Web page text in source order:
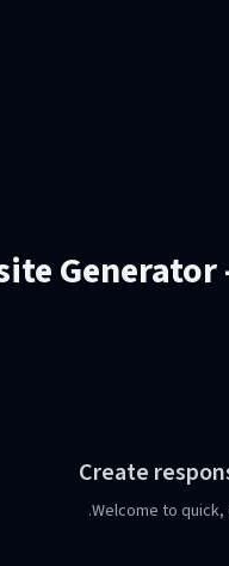
Create
Welcome to